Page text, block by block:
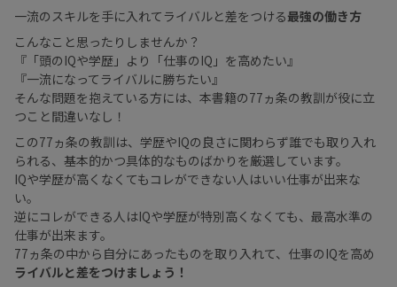
一流のスキルを手に入れてライバルと差をつける最強の働き方
こんなこと思ったりしませんか？
『「頭のIQや学歴」より「仕事のIQ」を高めたい』
『一流になってライバルに勝ちたい』
そんな問題を抱えている方には、本書籍の77ヵ条の教訓が役に立
つこと間違いなし！
この77ヵ条の教訓は、学歴やIQの良さに関わらず誰でも取り入れ
られる、基本的かつ具体的なものばかりを厳選しています。
IQや学歴が高くなくてもコレができない人はいい仕事が出来な
い。
逆にコレができる人はIQや学歴が特別高くなくても、最高水準の
仕事が出来ます。
77ヵ条の中から自分にあったものを取り入れて、仕事のIQを高め
ライバルと差をつけましょう！